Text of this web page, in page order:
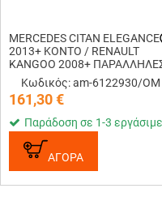
MERCEDES CITAN ELEGANCE
2013+ ΚΟΝΤΟ / RENAULT
KANGOO 2008+
ΜΠΑΡΕΣ ΟΡΟΦΗΣ
ΑΛΟΥΜΙΝΙΟΥ ΑΣΗΜΙ
Κωδικός: am-6122930/OM
161,30€
Παράδοση σε 1-3
ΑΓΟΡΑ